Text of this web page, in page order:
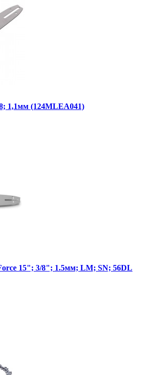
1,1мм (124MLEA041)
15"; 3/8"; 1.5мм; LM; SN; 56DL